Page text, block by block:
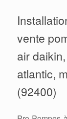
vente
air
atlantic,
(92400)